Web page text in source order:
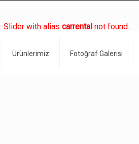
Ürünlerimiz Fotoğraf Galerisi
Slider with alias carrental not found.